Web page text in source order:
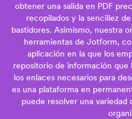
obtener una salida en PDF
recopilados y la sencillez
bastidores. Asimismo, nuestra
herramientas de Jotform,
aplicación en la que los
repositorio de información que
los enlaces necesarios para
es una plataforma en
puede resolver una variedad